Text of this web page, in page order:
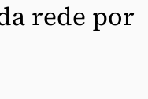
rede por